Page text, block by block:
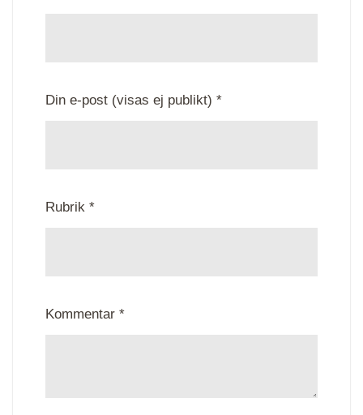
Din e-post (visas ej publikt) *
Rubrik *
Kommentar *